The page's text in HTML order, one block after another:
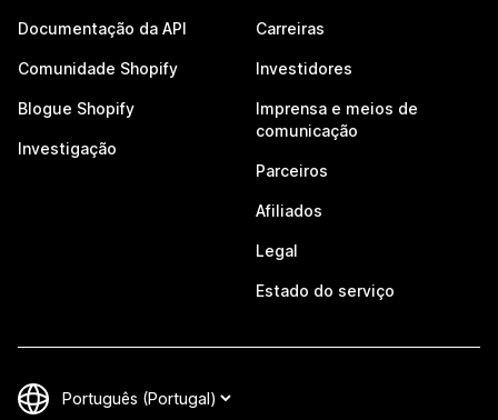
Documentação da API
Comunidade Shopify
Blogue Shopify
Investigação
Carreiras
Investidores
Imprensa e meios de
comunicação
Parceiros
Afiliados
Legal
Estado do serviço